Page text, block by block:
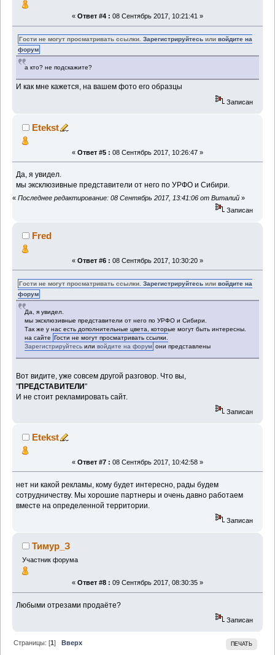
« Ответ #4 : 08 Сентябрь 2017, 10:21:41 »
Гости не могут просматривать ссылки.Зарегистрируйтесь иливойдите на
форум
а кто? не подскажите?
И как мне кажется, на вашем фото его образцы
Записан
Etekst
« Ответ #5 : 08 Сентябрь 2017, 10:26:47 »
Да, я увидел.
мы эксклюзивные представители от него по УРФО и Сибири.
« Последнее редактирование: 08 Сентябрь 2017, 13:41:06 от Виталий »
Записан
Fred
« Ответ #6 : 08 Сентябрь 2017, 10:30:20 »
Гости не могут просматривать ссылки.Зарегистрируйтесь иливойдите на
форум
Да, я увидел.
мы эксклюзивные представители от него по УРФО и Сибири.
Так же у нас есть дополнительные цвета, которые могут быть интересны.
на сайте Гости не могут просматривать ссылки.
Зарегистрируйтесь иливойдите на форум они представлены
Вот видите, уже совсем другой разговор. Что вы,
"ПРЕДСТАВИТЕЛИ"
И не стоит рекламировать сайт.
Записан
Etekst
« Ответ #7 : 08 Сентябрь 2017, 10:42:58 »
нет ни какой рекламы, кому будет интересно, рады будем
сотрудничеству. Мы хорошие партнеры и очень давно работаем
вместе на определенной территории.
Записан
Тимур_З
Участник форума
« Ответ #8 : 09 Сентябрь 2017, 08:30:35 »
Любыми отрезами продаёте?
Записан
ПЕЧАТЬ
Страницы: [1]
Вверх